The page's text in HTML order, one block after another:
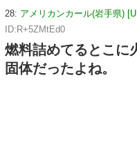
28: アメリカンカール(岩手県)
ID:R+5ZMtEd0
燃料詰めてるとこに
固体だったよね。